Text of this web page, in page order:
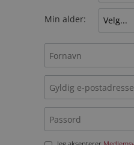
Min alder: